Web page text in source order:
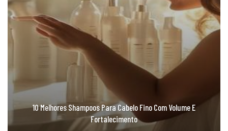
10 Melhores Shampoos Para Cabelo Fino Com Volume E
Fortalecimento